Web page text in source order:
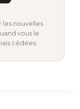
les nouvelles
vous le
cédées.